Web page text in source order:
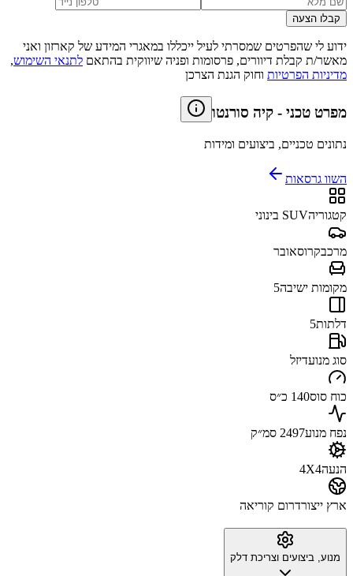
קבלו הצעה
ידוע לי שהפרטים שמסרתי לעיל ייכללו במאגרי המידע של קארזון ואני
מאשר/ת קבלת דיוורים, פרסומות ופניה שיווקית בהתאם לתנאי השימוש,
מדיניות הפרטיות וחוק הגנת הצרכן
מפרט טכני - קיה סורנטו
נתונים טכניים, ביצועים ומידות
השוו גרסאות
קטגוריהSUV בינוני
מרכבקרוסאובר
מקומות ישיבה5
דלתות5
סוג מנועדיזל
כוח סוס140 כ״ס
נפח מנוע2497 סמ״ק
הנעה4X4
ארץ ייצורדרום קוריאה
מנוע, ביצועים וצריכת דלק